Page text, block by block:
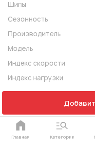
Шипы
Сезонность
Производитель
Модель
Индекс скорости
Индекс нагрузки
Главная Категории